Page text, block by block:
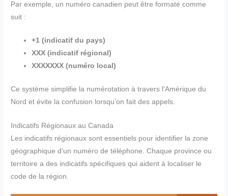
Par exemple, un numéro canadien peut être formaté comme
suit :
+1 (indicatif du pays)
XXX (indicatif régional)
XXXXXXX (numéro local)
Ce système simplifie la numérotation à travers l’Amérique du
Nord et évite la confusion lorsqu’on fait des appels.
Indicatifs Régionaux au Canada
Les indicatifs régionaux sont essentiels pour identifier la zone
géographique d’un numéro de téléphone. Chaque province ou
territoire a des indicatifs spécifiques qui aident à localiser le
code de la région.